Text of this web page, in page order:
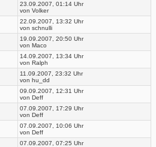
23.09.2007, 01:14 Uhr
von Volker
22.09.2007, 13:32 Uhr
von schnulli
19.09.2007, 20:50 Uhr
von Maco
14.09.2007, 13:34 Uhr
von Ralph
11.09.2007, 23:32 Uhr
von hu_dd
09.09.2007, 12:31 Uhr
von Deff
07.09.2007, 17:29 Uhr
von Deff
07.09.2007, 10:06 Uhr
von Deff
07.09.2007, 07:25 Uhr